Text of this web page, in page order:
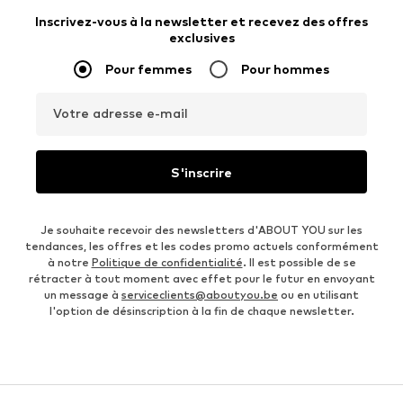
Inscrivez-vous à la newsletter et recevez des offres
exclusives
Pour femmes Pour hommes
Votre adresse e-mail
S'inscrire
Je souhaite recevoir des newsletters d'ABOUT YOU sur les
tendances, les offres et les codes promo actuels conformément
à notre Politique de confidentialité. Il est possible de se
rétracter à tout moment avec effet pour le futur en envoyant
un message à serviceclients@aboutyou.be ou en utilisant
l'option de désinscription à la fin de chaque newsletter.